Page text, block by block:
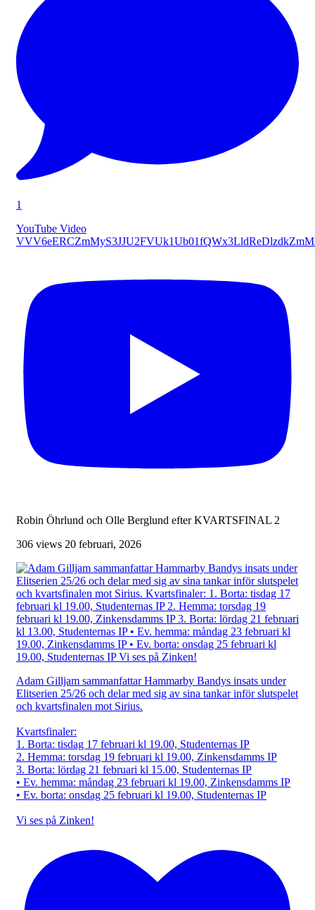
1
YouTube Video
Robin Öhrlund och Olle Berglund efter KVARTSFINAL 2
306 views 20 februari, 2026
Adam Gilljam sammanfattar Hammarby Bandys insats under
Elitserien 25/26 och delar med sig av sina tankar inför slutspelet
och kvartsfinalen mot Sirius.
Kvartsfinaler:
1. Borta: tisdag 17 februari kl 19.00, Studenternas IP
2. Hemma: torsdag 19 februari kl 19.00, Zinkensdamms IP
3. Borta: lördag 21 februari kl 15.00, Studenternas IP
• Ev. hemma: måndag 23 februari kl 19.00, Zinkensdamms IP
• Ev. borta: onsdag 25 februari kl 19.00, Studenternas IP
Vi ses på Zinken!